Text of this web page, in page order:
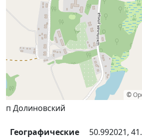
©
п Долиновский
Географические
50.992021,